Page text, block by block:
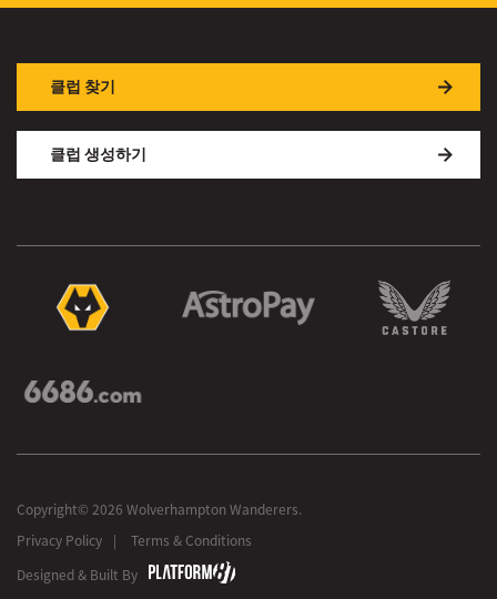
클럽 찾기
클럽 생성하기
Copyright© 2026 Wolverhampton Wanderers.
Privacy Policy Terms & Conditions
Designed & Built By